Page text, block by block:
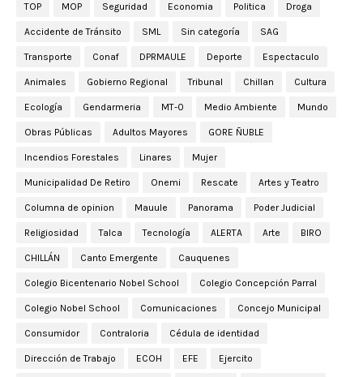
TOP MOP Seguridad Economia Politica Droga
Accidente de Tránsito SML Sin categoría SAG
Transporte Conaf DPRMAULE Deporte Espectaculo
Animales Gobierno Regional Tribunal Chillan Cultura
Ecología Gendarmeria MT-0 Medio Ambiente Mundo
Obras Públicas Adultos Mayores GORE ÑUBLE
Incendios Forestales Linares Mujer
Municipalidad De Retiro Onemi Rescate Artes y Teatro
Columna de opinion Mauule Panorama Poder Judicial
Religiosidad Talca Tecnología ALERTA Arte BIRO
CHILLÁN Canto Emergente Cauquenes
Colegio Bicentenario Nobel School Colegio Concepción Parral
Colegio Nobel School Comunicaciones Concejo Municipal
Consumidor Contraloria Cédula de identidad
Dirección de Trabajo ECOH EFE Ejercito